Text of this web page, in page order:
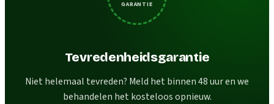
GARANTIE
Tevredenheidsgarantie
Niet helemaal tevreden? Meld het binnen 48 uur en we
behandelen het kosteloos opnieuw.